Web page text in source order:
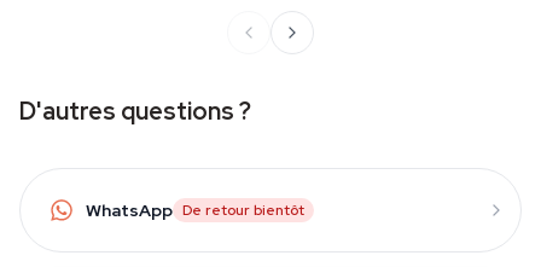
D'autres questions ?
WhatsApp De retour bientôt